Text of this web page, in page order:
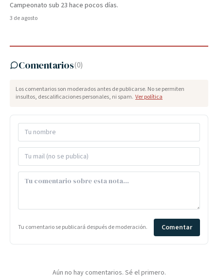
Campeonato sub 23 hace pocos días.
3 de agosto
Comentarios(0)
Los comentarios son moderados antes de publicarse. No se permiten
insultos, descalificaciones personales, ni spam. Ver política
Tu comentario se publicará después de moderación. Comentar
Aún no hay comentarios. Sé el primero.